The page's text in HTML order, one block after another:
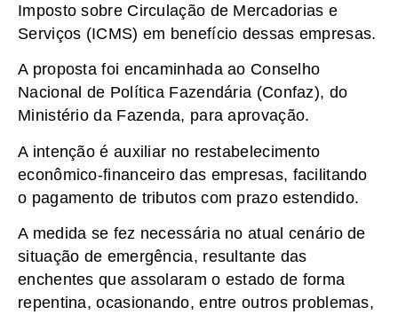
Imposto sobre Circulação de Mercadorias e
Serviços (ICMS) em benefício dessas empresas.
A proposta foi encaminhada ao Conselho
Nacional de Política Fazendária (Confaz), do
Ministério da Fazenda, para aprovação.
A intenção é auxiliar no restabelecimento
econômico-financeiro das empresas, facilitando
o pagamento de tributos com prazo estendido.
A medida se fez necessária no atual cenário de
situação de emergência, resultante das
enchentes que assolaram o estado de forma
repentina, ocasionando, entre outros problemas,